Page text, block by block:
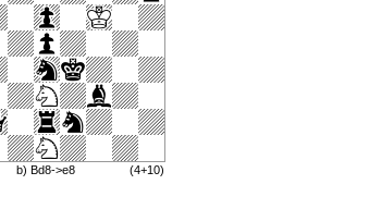
b) Bd8->e8 (4+10)